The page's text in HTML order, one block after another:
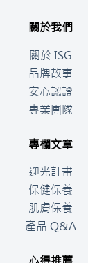
關於我們
關於 ISG
品牌故事
安心認證
專業團隊
專欄文章
迎光計畫
保健保養
肌膚保養
產品 Q&A